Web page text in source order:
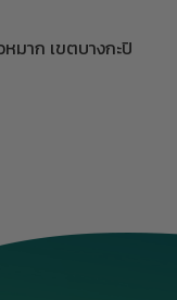
มาก เขตบางกะปิ